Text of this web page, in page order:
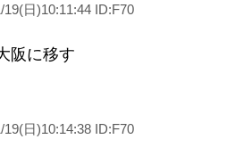
19(日)10:11:44 ID:F70
阪に移す
19(日)10:14:38 ID:F70